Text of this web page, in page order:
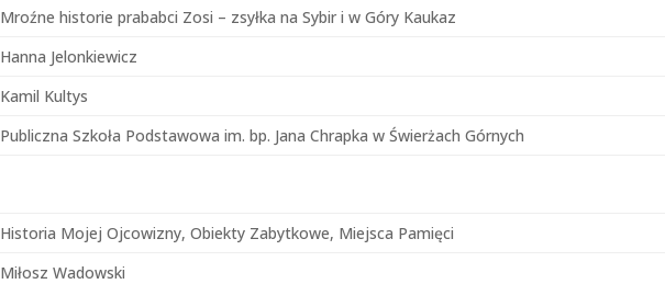
Mroźne historie prababci Zosi – zsyłka na Sybir i w Góry Kaukaz
Hanna Jelonkiewicz
Kamil Kultys
Publiczna Szkoła Podstawowa im. bp. Jana Chrapka w Świerżach Górnych
Historia Mojej Ojcowizny, Obiekty Zabytkowe, Miejsca Pamięci
Miłosz Wadowski